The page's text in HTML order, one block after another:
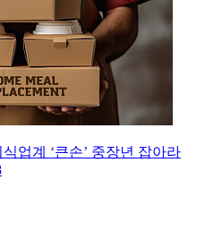
업계 ‘큰손’ 중장년 잡아라